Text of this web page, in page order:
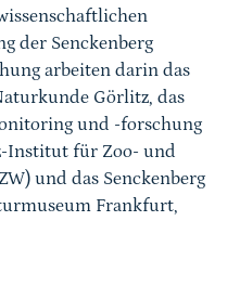
der Senckenberg
arbeiten darin das
Görlitz, das
und -forschung
Institut für Zoo- und
und das Senckenberg
Frankfurt,